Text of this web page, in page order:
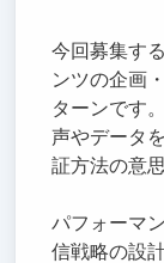
今回募集す
ンツの企画
ターンです
声やデータ
証方法の意
パフォーマ
信戦略の設